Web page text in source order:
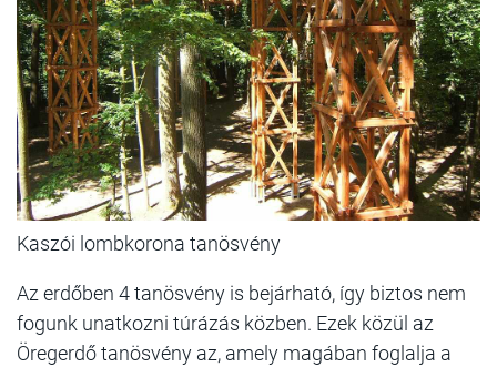
Kaszói lombkorona tanösvény
Az erdőben 4 tanösvény is bejárható, így biztos nem
fogunk unatkozni túrázás közben. Ezek közül az
Öregerdő tanösvény az, amely magában foglalja a